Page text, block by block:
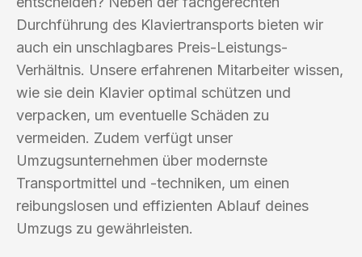
Durchführung des Klaviertransports bieten wir
auch ein unschlagbares Preis-Leistungs-
Verhältnis. Unsere erfahrenen Mitarbeiter wissen,
wie sie dein Klavier optimal schützen und
verpacken, um eventuelle Schäden zu
vermeiden. Zudem verfügt unser
Umzugsunternehmen über modernste
Transportmittel und -techniken, um einen
reibungslosen und effizienten Ablauf deines
Umzugs zu gewährleisten.